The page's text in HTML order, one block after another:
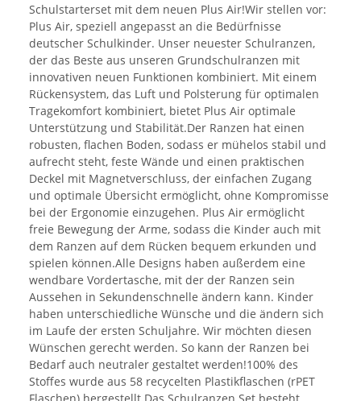
Schulstarterset mit dem neuen Plus Air!Wir stellen vor:
Plus Air, speziell angepasst an die Bedürfnisse
deutscher Schulkinder. Unser neuester Schulranzen,
der das Beste aus unseren Grundschulranzen mit
innovativen neuen Funktionen kombiniert. Mit einem
Rückensystem, das Luft und Polsterung für optimalen
Tragekomfort kombiniert, bietet Plus Air optimale
Unterstützung und Stabilität.Der Ranzen hat einen
robusten, flachen Boden, sodass er mühelos stabil und
aufrecht steht, feste Wände und einen praktischen
Deckel mit Magnetverschluss, der einfachen Zugang
und optimale Übersicht ermöglicht, ohne Kompromisse
bei der Ergonomie einzugehen. Plus Air ermöglicht
freie Bewegung der Arme, sodass die Kinder auch mit
dem Ranzen auf dem Rücken bequem erkunden und
spielen können.Alle Designs haben außerdem eine
wendbare Vordertasche, mit der der Ranzen sein
Aussehen in Sekundenschnelle ändern kann. Kinder
haben unterschiedliche Wünsche und die ändern sich
im Laufe der ersten Schuljahre. Wir möchten diesen
Wünschen gerecht werden. So kann der Ranzen bei
Bedarf auch neutraler gestaltet werden!100% des
Stoffes wurde aus 58 recycelten Plastikflaschen (rPET